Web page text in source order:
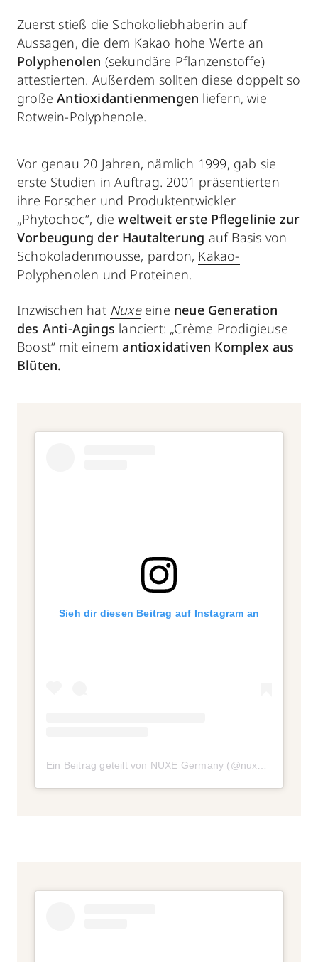
Zuerst stieß die Schokoliebhaberin auf
Aussagen, die dem Kakao hohe Werte an
Polyphenolen (sekundäre Pflanzenstoffe)
attestierten. Außerdem sollten diese doppelt so
großeAntioxidantienmengen liefern, wie
Rotwein-Polyphenole.
Vor genau 20 Jahren, nämlich 1999, gab sie
erste Studien in Auftrag. 2001 präsentierten
ihre Forscher und Produktentwickler
„Phytochoc“, die weltweit erste Pflegelinie zur
Vorbeugung der Hautalterung auf Basis von
Schokoladenmousse, pardon, Kakao-
Polyphenolen und Proteinen.
Inzwischen hat Nuxeeine neue Generation
des Anti-Agings lanciert: „Crème Prodigieuse
Boost“ mit einemantioxidativen Komplex aus
Blüten.
Sieh dir diesen Beitrag auf Instagram an
Ein Beitrag geteilt von NUXE Germany (@nuxegermany)